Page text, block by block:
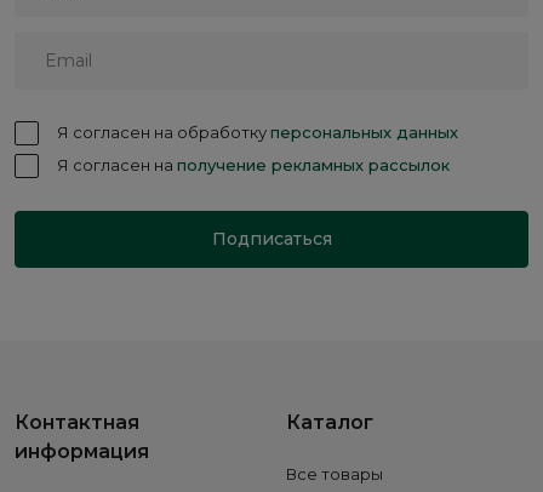
Я согласен на обработкуперсональных данных
Я согласен на получение рекламных рассылок
Подписаться
Контактная
информация
Каталог
Все товары